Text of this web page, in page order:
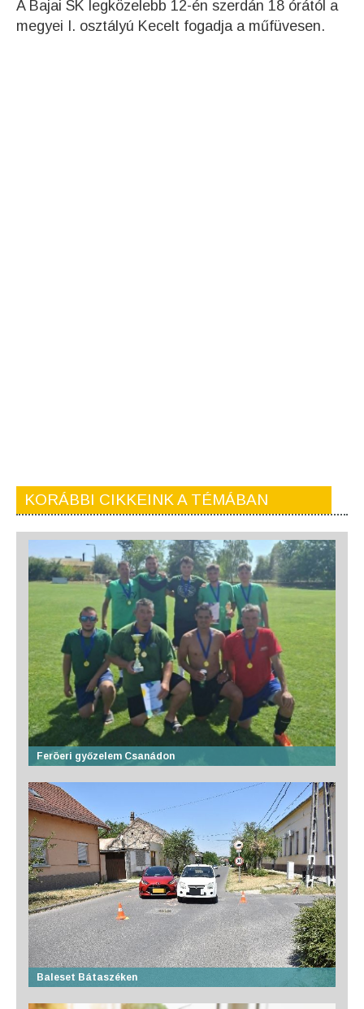
A Bajai SK legközelebb 12-én szerdán 18 órától a
megyei I. osztályú Kecelt fogadja a műfüvesen.
KORÁBBI CIKKEINK A TÉMÁBAN
Feröeri győzelem Csanádon
Baleset Bátaszéken